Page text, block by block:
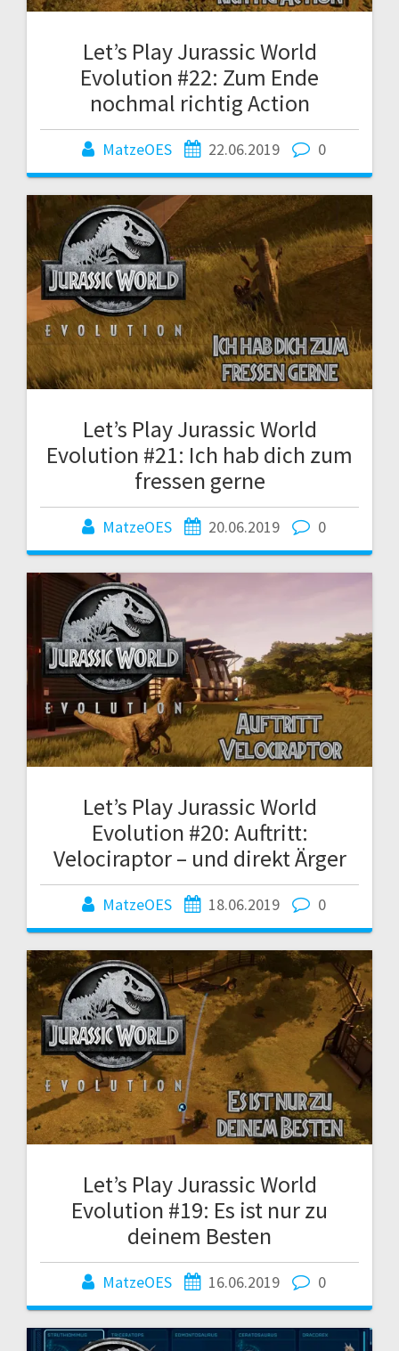
Let’s Play Jurassic World
Evolution #22: Zum Ende
nochmal richtig Action
MatzeOES 22.06.2019 0
Let’s Play Jurassic World
Evolution #21: Ich hab dich zum
fressen gerne
MatzeOES 20.06.2019 0
Let’s Play Jurassic World
Evolution #20: Auftritt:
Velociraptor – und direkt Ärger
MatzeOES 18.06.2019 0
Let’s Play Jurassic World
Evolution #19: Es ist nur zu
deinem Besten
MatzeOES 16.06.2019 0